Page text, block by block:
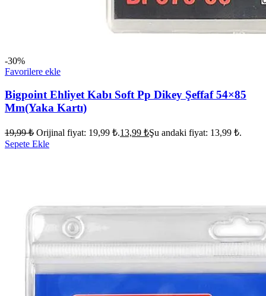
-30%
Favorilere ekle
Bigpoint Ehliyet Kabı Soft Pp Dikey Şeffaf 54×85
Mm(Yaka Kartı)
19,99₺ Orijinal fiyat: 19,99 ₺.13,99 ₺Şu andaki fiyat: 13,99 ₺.
Sepete Ekle